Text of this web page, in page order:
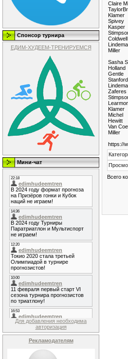
Спонсор турнира
ЕДИМ-ХУДЕЕМ-ТРЕНИРУЕМСЯ
Мини-чат
Для добавления необходима
авторизация
Рекламодателям
Claire
Klamer
Spivey
Kasper
Coldwell
Miller
Sasha
Holland
Gentle
Stanford
Zaferes
Klamer
Michel
Hewitt
Van
Miller
https://
Всего